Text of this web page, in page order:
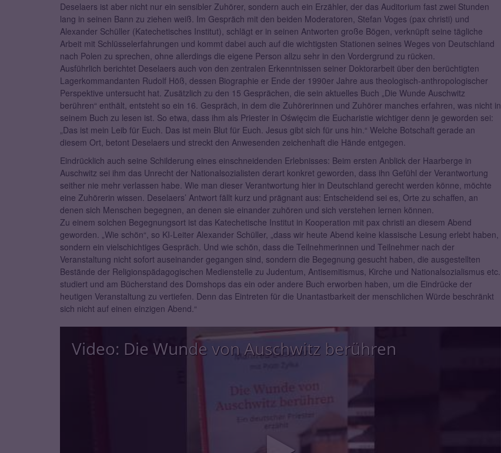
Deselaers ist aber nicht nur ein sensibler Zuhörer, sondern auch ein Erzähler, der das Auditorium fast zwei Stunden
lang in seinen Bann zu ziehen weiß. Im Gespräch mit den beiden Moderatoren, Stefan Voges (pax christi) und
Alexander Schüller (Katechetisches Institut), schlägt er in seinen Antworten große Bögen, verknüpft seine tägliche
Arbeit mit Schlüsselerfahrungen und kommt dabei auch auf die wichtigsten Stationen seines Weges von Deutschland
nach Polen zu sprechen, ohne allerdings die eigene Person allzu sehr in den Vordergrund zu rücken.
Ausführlich berichtet Deselaers auch von den zentralen Erkenntnissen seiner Doktorarbeit über den berüchtigten
Lagerkommandanten Rudolf Höß, dessen Biographie er Ende der 1990er Jahre aus theologisch-anthropologischer
Perspektive untersucht hat. Zusätzlich zu den 15 Gesprächen, die sein aktuelles Buch „Die Wunde Auschwitz
berühren“ enthält, entsteht so ein 16. Gespräch, in dem die Zuhörerinnen und Zuhörer manches erfahren, was nicht in
seinem Buch zu lesen ist. So etwa, dass ihm als Priester in Oświęcim die Eucharistie wichtiger denn je geworden sei:
„Das ist mein Leib für Euch. Das ist mein Blut für Euch. Jesus gibt sich für uns hin.“ Welche Botschaft gerade an
diesem Ort, betont Deselaers und streckt den Anwesenden zeichenhaft die Hände entgegen.
Eindrücklich auch seine Schilderung eines einschneidenden Erlebnisses: Beim ersten Anblick der Haarberge in
Auschwitz sei ihm das Unrecht der Nationalsozialisten derart konkret geworden, dass ihn Gefühl der Verantwortung
seither nie mehr verlassen habe. Wie man dieser Verantwortung hier in Deutschland gerecht werden könne, möchte
eine Zuhörerin wissen. Deselaers’ Antwort fällt kurz und prägnant aus: Entscheidend sei es, Orte zu schaffen, an
denen sich Menschen begegnen, an denen sie einander zuhören und sich verstehen lernen können.
Zu einem solchen Begegnungsort ist das Katechetische Institut in Kooperation mit pax christi an diesem Abend
geworden. „Wie schön“, so KI-Leiter Alexander Schüller, „dass wir heute Abend keine klassische Lesung erlebt haben,
sondern ein vielschichtiges Gespräch. Und wie schön, dass die Teilnehmerinnen und Teilnehmer nach der
Veranstaltung nicht sofort auseinander gegangen sind, sondern die Begegnung gesucht haben, die ausgestellten
Bestände der Religionspädagogischen Medienstelle zu Judentum, Antisemitismus, Kirche und Nationalsozialismus etc.
studiert und am Bücherstand des Domshops das ein oder andere Buch erworben haben, um die Eindrücke der
heutigen Veranstaltung zu vertiefen. Denn das Eintreten für die Unantastbarkeit der menschlichen Würde beschränkt
sich nicht auf einen einzigen Abend.“
Video: Die Wunde von Auschwitz berühren